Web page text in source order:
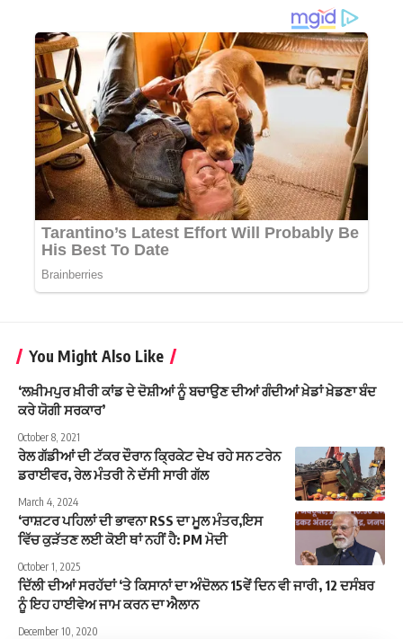
You Might Also Like
‘ਲਖ਼ੀਮਪੁਰ ਖ਼ੀਰੀ ਕਾਂਡ ਦੇ ਦੋਸ਼ੀਆਂ ਨੂੰ ਬਚਾਉਣ ਦੀਆਂ ਗੰਦੀਆਂ ਖ਼ੇਡਾਂ ਖ਼ੇਡਣਾ ਬੰਦ
ਕਰੇ ਯੋਗੀ ਸਰਕਾਰ’
October 8, 2021
ਰੇਲ ਗੱਡੀਆਂ ਦੀ ਟੱਕਰ ਦੌਰਾਨ ਕ੍ਰਿਕੇਟ ਦੇਖ ਰਹੇ ਸਨ ਟਰੇਨ
ਡਰਾਈਵਰ, ਰੇਲ ਮੰਤਰੀ ਨੇ ਦੱਸੀ ਸਾਰੀ ਗੱਲ
March 4, 2024
‘ਰਾਸ਼ਟਰ ਪਹਿਲਾਂ ਦੀ ਭਾਵਨਾ RSS ਦਾ ਮੂਲ ਮੰਤਰ,ਇਸ
ਵਿੱਚ ਕੁੜੱਤਣ ਲਈ ਕੋਈ ਥਾਂ ਨਹੀਂ ਹੈ: PM ਮੋਦੀ
October 1, 2025
ਦਿੱਲੀ ਦੀਆਂ ਸਰਹੱਦਾਂ ‘ਤੇ ਕਿਸਾਨਾਂ ਦਾ ਅੰਦੋਲਨ 15ਵੇਂ ਦਿਨ ਵੀ ਜਾਰੀ, 12 ਦਸੰਬਰ
ਨੂੰ ਇਹ ਹਾਈਵੇਅ ਜਾਮ ਕਰਨ ਦਾ ਐਲਾਨ
December 10, 2020